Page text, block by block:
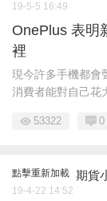
19-5-5 16:49
OnePlus 表明
裡
現今許多手機都會
消費者能對自己花
53322 0
點擊重新加載 期貨
19-4-22 14:52